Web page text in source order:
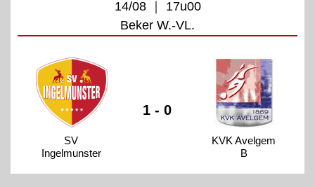
14/08 ｜ 17u00
Beker W.-VL.
SV
Ingelmunster
1 - 0
KVK Avelgem
B